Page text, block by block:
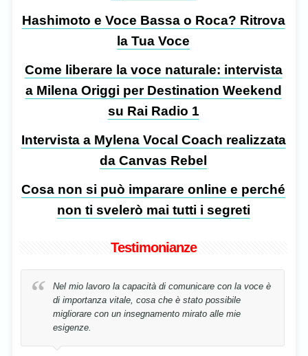
Hashimoto e Voce Bassa o Roca? Ritrova
la Tua Voce
Come liberare la voce naturale: intervista
a Milena Origgi per Destination Weekend
su Rai Radio 1
Intervista a Mylena Vocal Coach realizzata
da Canvas Rebel
Cosa non si può imparare online e perché
non ti svelerò mai tutti i segreti
Testimonianze
Nel mio lavoro la capacità di comunicare con la voce è
di importanza vitale, cosa che è stato possibile
migliorare con un insegnamento mirato alle mie
esigenze.